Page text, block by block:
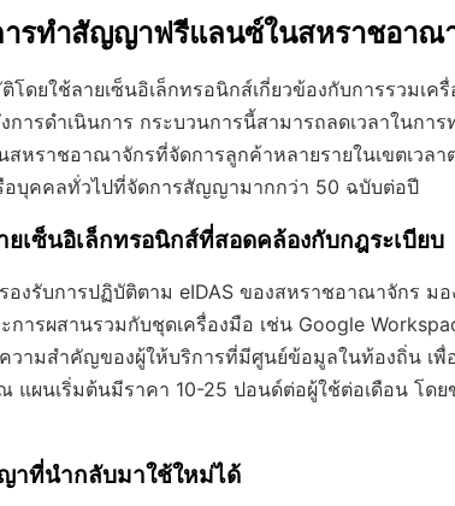
รทำสัญญาฟรีแลนซ์ในสหราชอาณ
ยใช้ลายเซ็นอิเล็กทรอนิกส์เกี่ยวข้องกับการรวมเค
การดำเนินการ กระบวนการนี้สามารถลดเวลาในกา
หราชอาณาจักรที่จัดการลูกค้าหลายรายในเขตเวลา
บุคคลทั่วไปที่จัดการสัญญามากกว่า 50 ฉบับต่อปี
เซ็นอิเล็กทรอนิกส์ที่สอดคล้องกับกฎระเบียบ
องรับการปฏิบัติตาม eIDAS ของสหราชอาณาจักร ม
การผสานรวมกับชุดเครื่องมือ เช่น Google
วามสำคัญของผู้ให้บริการที่มีศูนย์ข้อมูลในท้องถิ่น เ
แผนเริ่มต้นมีราคา 10-25 ปอนด์ต่อผู้ใช้ต่อเดือน โด
าที่นำกลับมาใช้ใหม่ได้